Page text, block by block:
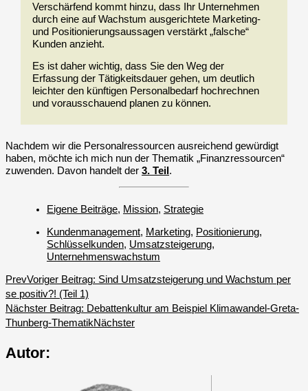
Verschärfend kommt hinzu, dass Ihr Unternehmen
durch eine auf Wachstum ausgerichtete Marketing-
und Positionierungsaussagen verstärkt „falsche“
Kunden anzieht.
Es ist daher wichtig, dass Sie den Weg der
Erfassung der Tätigkeitsdauer gehen, um deutlich
leichter den künftigen Personalbedarf hochrechnen
und vorausschauend planen zu können.
Nachdem wir die Personalressourcen ausreichend gewürdigt
haben, möchte ich mich nun der Thematik „Finanzressourcen“
zuwenden. Davon handelt der 3. Teil .
Eigene Beiträge, Mission, Strategie
Kundenmanagement, Marketing, Positionierung,
Schlüsselkunden, Umsatzsteigerung,
Unternehmenswachstum
PrevVoriger Beitrag: Sind Umsatzsteigerung und Wachstum per
se positiv?! (Teil 1)
Nächster Beitrag: Debattenkultur am Beispiel Klimawandel-Greta-
Thunberg-ThematikNächster
Autor: